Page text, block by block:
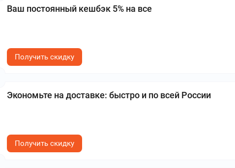
Ваш постоянный кешбэк 5% на все
Получить скидку
Экономьте на доставке: быстро и по всей России
Получить скидку